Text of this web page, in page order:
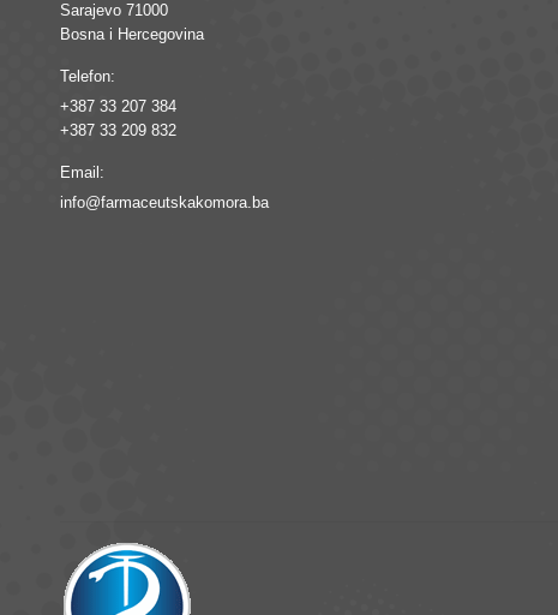
Sarajevo 71000
Bosna i Hercegovina
Telefon:
+387 33 207 384
+387 33 209 832
Email:
info@farmaceutskakomora.ba